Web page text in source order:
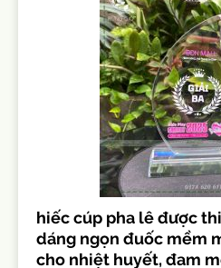
hiếc cúp pha lê được
dáng ngọn đuốc mềm
cho nhiệt huyết, đam